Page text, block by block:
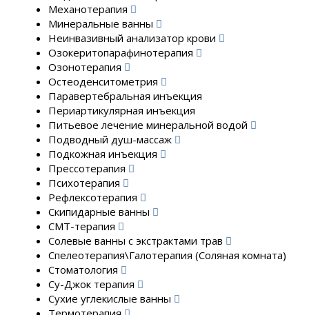
Механотерапия
Минеральные ванны
Неинвазивный анализатор крови
Озокеритопарафинотерапия
Озонотерапия
Остеоденситометрия
Паравертебральная инъекция
Периартикулярная инъекция
Питьевое лечение минеральной водой
Подводный душ-массаж
Подкожная инъекция
Прессотерапия
Психотерапия
Рефлексотерапия
Скипидарные ванны
СМТ-терапия
Солевые ванны с экстрактами трав
Спелеотерапия\Галотерапия (Соляная комната)
Стоматология
Су-Джок терапия
Сухие углекислые ванны